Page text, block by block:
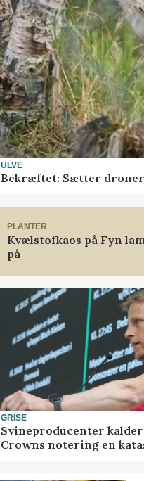
ULVE
Bekræftet: Sætter
PLANTER
Kvælstofkaos på Fyn
på
GRISE
Svineproducenter
Crowns notering en